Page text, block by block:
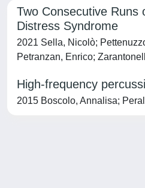
Two Consecutive Runs
Distress Syndrome
2021 Sella, Nicolò;
Petranzan, Enrico;
High-frequency
2015 Boscolo, Annalisa;